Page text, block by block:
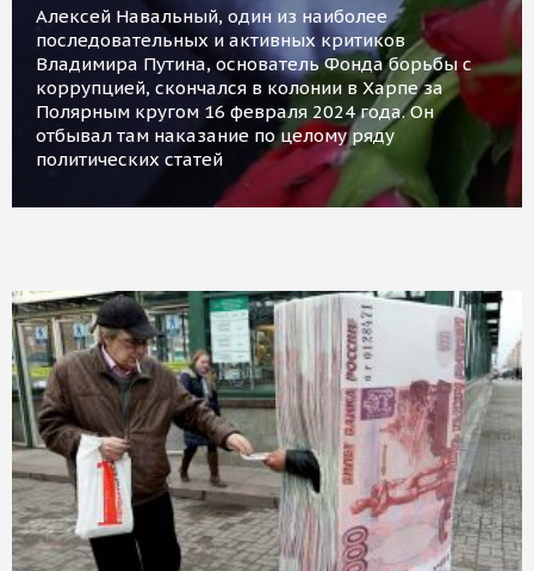
Алексей Навальный, один из наиболее
последовательных и активных критиков
Владимира Путина, основатель Фонда борьбы с
коррупцией, скончался в колонии в Харпе за
Полярным кругом 16 февраля 2024 года. Он
отбывал там наказание по целому ряду
политических статей